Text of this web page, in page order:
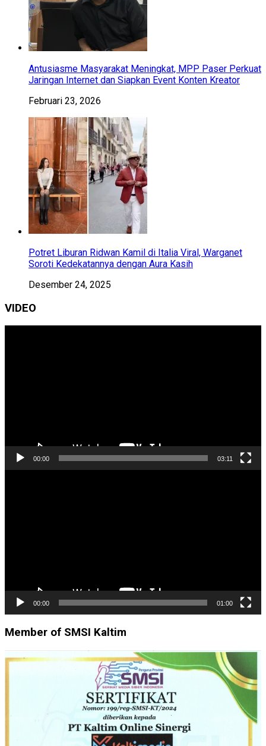
Antusiasme Masyarakat Meningkat, MPP Paser Perkuat
Jaringan Internet dan Siapkan Event Konten Kreator
Februari 23, 2026
Potret Liburan Ridwan Kamil di Italia Viral, Warganet
Soroti Kedekatannya dengan Aura Kasih
Desember 24, 2025
VIDEO
00:00 03:11
00:00 01:00
Member of SMSI Kaltim